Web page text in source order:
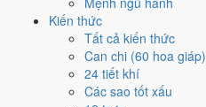
Kiến thức
Tất cả kiến thức
Can chi (60 hoa giáp)
24 tiết khí
Các sao tốt xấu
Tháng 11 âm (Nhâm Tý)
Tháng 1 âm (Giáp Dần)